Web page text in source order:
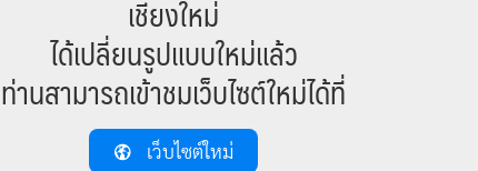
า ราชินี”
เชียงใหม่
ได้เปลี่ยนรูปแบบใหม่แล้ว
ท่านสามารถเข้าชมเว็บไซต์ใหม่ได้ที่
เว็บไซต์ใหม่